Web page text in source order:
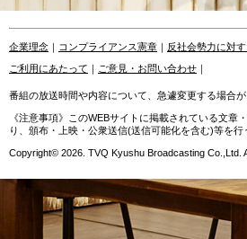
企業理念 ｜ コンプライアンス憲章 ｜ 反社会勢力に対
ご利用にあたって ｜ ご意見・お問い合わせ ｜
番組の放送時間や内容について、急遽変更する場合が
《注意事項》このWEBサイトに掲載されている文
り、頒布・上映・公衆送信(送信可能化を含む)等を
Copyright© 2026. TVQ Kyushu Broadcasting Co.,Ltd.